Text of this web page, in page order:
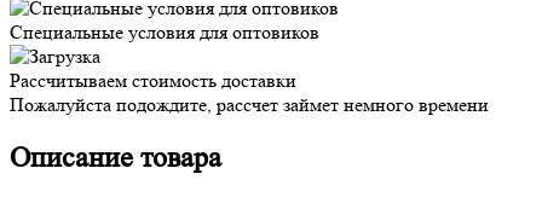
Специальные условия для оптовиков
Рассчитываем стоимость доставки
Пожалуйста подождите, рассчет займет немного времени
Описание товара